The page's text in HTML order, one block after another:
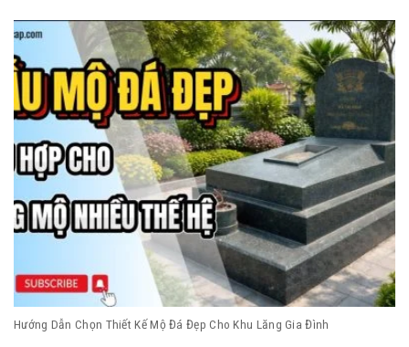
Hướng Dẫn Chọn Thiết Kế Mộ Đá Đẹp Cho Khu Lăng Gia Đình